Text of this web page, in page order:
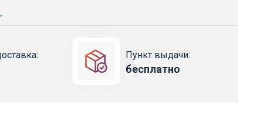
Пункт выдачи:
бесплатно